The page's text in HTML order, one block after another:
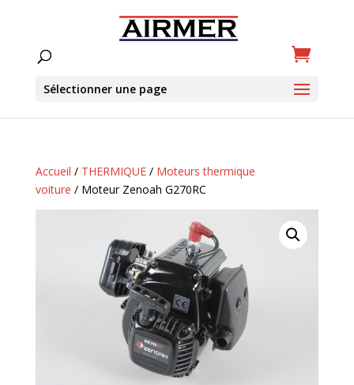
Sélectionner une page
Accueil / THERMIQUE/ Moteurs thermique
voiture / Moteur Zenoah G270RC